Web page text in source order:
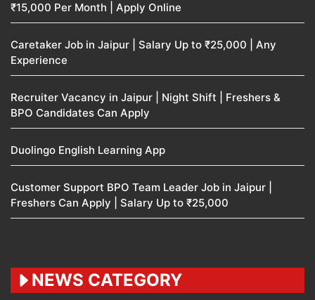
₹15,000 Per Month | Apply Online
Caretaker Job in Jaipur | Salary Up to ₹25,000 | Any
Experience
Recruiter Vacancy in Jaipur | Night Shift | Freshers &
BPO Candidates Can Apply
Duolingo English Learning App
Customer Support BPO Team Leader Job in Jaipur |
Freshers Can Apply | Salary Up to ₹25,000
NEWS CATEGORY